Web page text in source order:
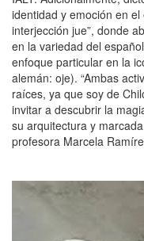
identidad y emoción en
interjección jue”, donde
en la variedad del
enfoque particular en la
alemán: oje). “Ambas
raíces, ya que soy de
invitar a descubrir la
su arquitectura y
profesora Marcela